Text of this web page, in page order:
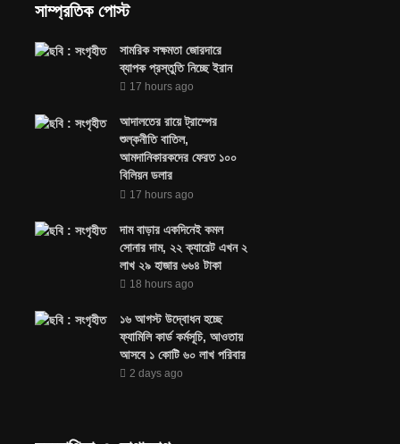
সাম্প্রতিক পোস্ট
সামরিক সক্ষমতা জোরদারে
ব্যাপক প্রস্তুতি নিচ্ছে ইরান
17 hours ago
আদালতের রায়ে ট্রাম্পের
শুল্কনীতি বাতিল,
আমদানিকারকদের ফেরত ১০০
বিলিয়ন ডলার
17 hours ago
দাম বাড়ার একদিনেই কমল
সোনার দাম, ২২ ক্যারেট এখন ২
লাখ ২৯ হাজার ৬৬৪ টাকা
18 hours ago
১৬ আগস্ট উদ্বোধন হচ্ছে
ফ্যামিলি কার্ড কর্মসূচি, আওতায়
আসবে ১ কোটি ৬০ লাখ পরিবার
2 days ago